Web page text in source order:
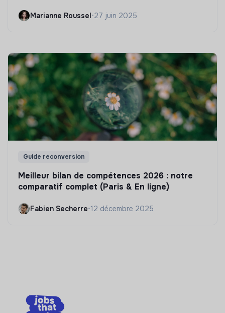
Marianne Roussel•27 juin 2025
Guide reconversion
Meilleur bilan de compétences 2026 : notre
comparatif complet (Paris & En ligne)
Fabien Secherre•12 décembre 2025